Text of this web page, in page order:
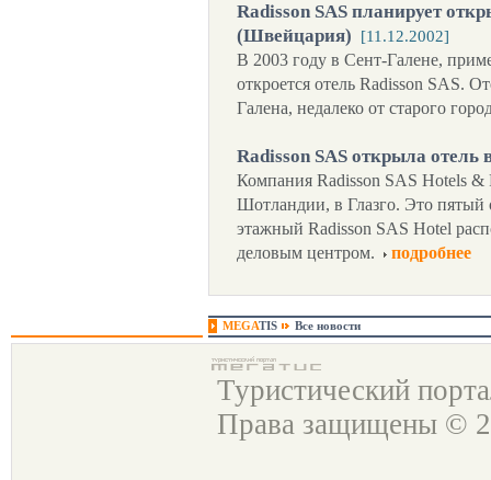
Radisson SAS планирует
(Швейцария)
[11.12.2002]
В 2003 году в Сент-Галене,
откроется отель Radisson SAS.
Галена, недалеко от старого
Radisson SAS открыла отель
Компания Radisson SAS Hotels &
Шотландии, в Глазго. Это пятый
этажный Radisson SAS Hotel
деловым центром.
подробнее
MEGATIS Все новости
Туристический
Права защищены ©